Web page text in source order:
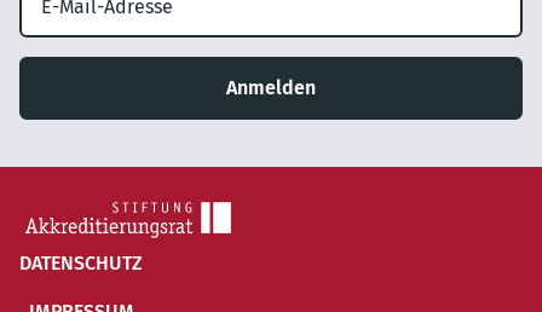
Anmelden
DATENSCHUTZ